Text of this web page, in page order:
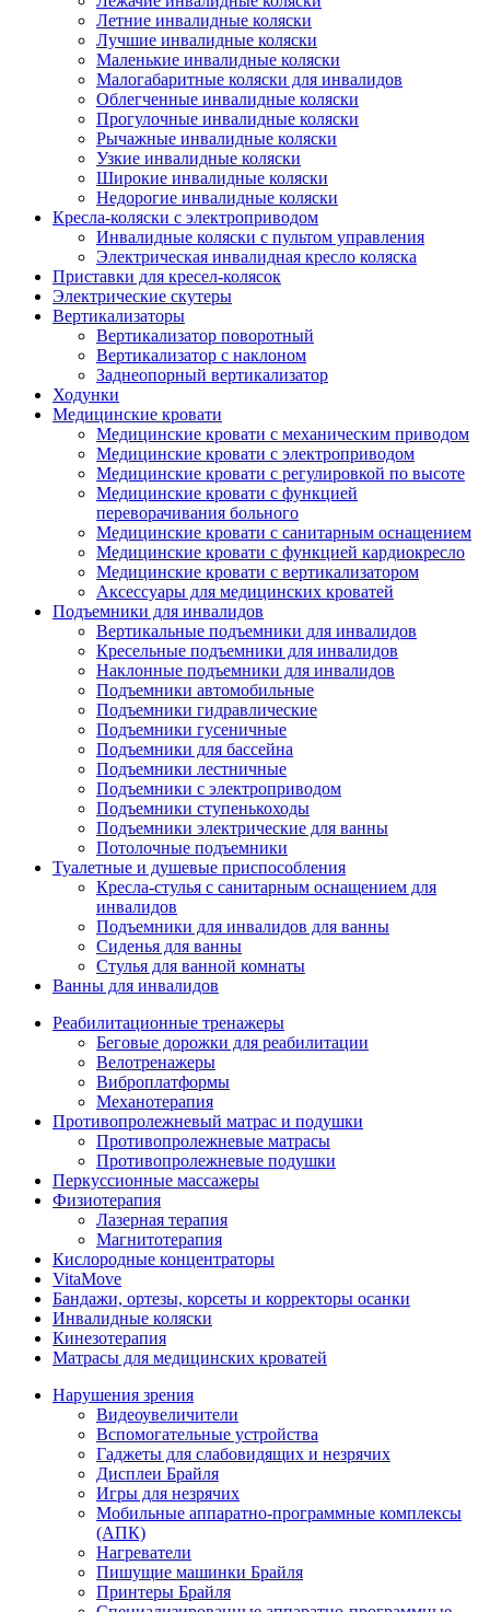
Летние инвалидные коляски
Лучшие инвалидные коляски
Маленькие инвалидные коляски
Малогабаритные коляски для инвалидов
Облегченные инвалидные коляски
Прогулочные инвалидные коляски
Рычажные инвалидные коляски
Узкие инвалидные коляски
Широкие инвалидные коляски
Недорогие инвалидные коляски
Кресла-коляски с электроприводом
Инвалидные коляски с пультом управления
Электрическая инвалидная кресло коляска
Приставки для кресел-колясок
Электрические скутеры
Вертикализаторы
Вертикализатор поворотный
Вертикализатор с наклоном
Заднеопорный вертикализатор
Ходунки
Медицинские кровати
Медицинские кровати с механическим приводом
Медицинские кровати с электроприводом
Медицинские кровати с регулировкой по высоте
Медицинские кровати с функцией
переворачивания больного
Медицинские кровати с санитарным оснащением
Медицинские кровати с функцией кардиокресло
Медицинские кровати с вертикализатором
Аксессуары для медицинских кроватей
Подъемники для инвалидов
Вертикальные подъемники для инвалидов
Кресельные подъемники для инвалидов
Наклонные подъемники для инвалидов
Подъемники автомобильные
Подъемники гидравлические
Подъемники гусеничные
Подъемники для бассейна
Подъемники лестничные
Подъемники с электроприводом
Подъемники ступенькоходы
Подъемники электрические для ванны
Потолочные подъемники
Туалетные и душевые приспособления
Кресла-стулья с санитарным оснащением для
инвалидов
Подъемники для инвалидов для ванны
Сиденья для ванны
Стулья для ванной комнаты
Ванны для инвалидов
Реабилитационные тренажеры
Беговые дорожки для реабилитации
Велотренажеры
Виброплатформы
Механотерапия
Противопролежневый матрас и подушки
Противопролежневые матрасы
Противопролежневые подушки
Перкуссионные массажеры
Физиотерапия
Лазерная терапия
Магнитотерапия
Кислородные концентраторы
VitaMove
Бандажи, ортезы, корсеты и корректоры осанки
Инвалидные коляски
Кинезотерапия
Матрасы для медицинских кроватей
Нарушения зрения
Видеоувеличители
Вспомогательные устройства
Гаджеты для слабовидящих и незрячих
Дисплеи Брайля
Игры для незрячих
Мобильные аппаратно-программные комплексы
(АПК)
Нагреватели
Пишущие машинки Брайля
Принтеры Брайля